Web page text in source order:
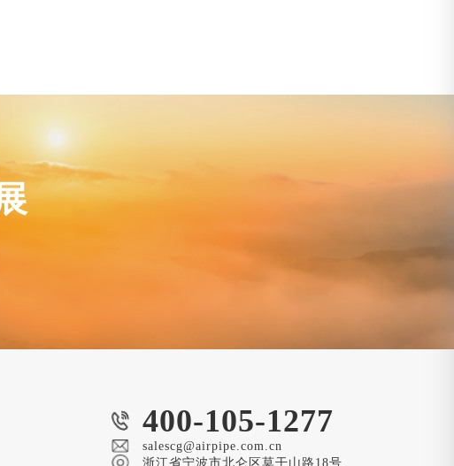
400-105-1277
salescg@airpipe.com.cn
浙江省宁波市北仑区莫干山路18号